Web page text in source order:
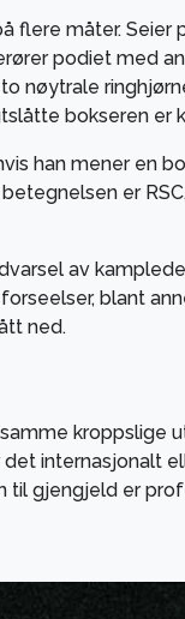
flere måter. Seier
podiet med
nøytrale
bokseren er
han mener en
er
av
blant
ned.
kroppslige
internasjonalt
til gjengjeld er